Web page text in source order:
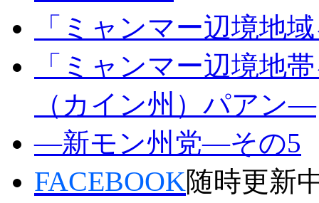
「ミャンマー辺境地
「ミャンマー辺境地
（カイン州）パアン―
―新モン州党―その5
FACEBOOK随時更新